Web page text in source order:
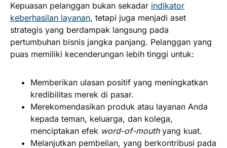
Kepuasan pelanggan bukan sekadar indikator
keberhasilan layanan, tetapi juga menjadi aset
strategis yang berdampak langsung pada
pertumbuhan bisnis jangka panjang. Pelanggan yang
puas memiliki kecenderungan lebih tinggi untuk:
Memberikan ulasan positif yang meningkatkan
kredibilitas merek di pasar.
Merekomendasikan produk atau layanan Anda
kepada teman, keluarga, dan kolega,
menciptakan efek word-of-mouthyang kuat.
Melanjutkan pembelian, yang berkontribusi pada